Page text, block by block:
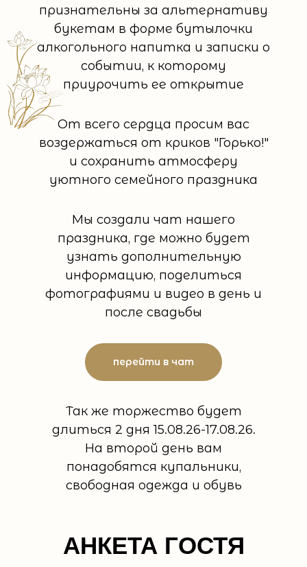
признательны за альтернативу
букетам в форме бутылочки
алкогольного напитка и записки о
событии, к которому
приурочить ее открытие
От всего сердца просим вас
воздержаться от криков "Горько!"
и сохранить атмосферу
уютного семейного праздника
Мы создали чат нашего
праздника, где можно будет
узнать дополнительную
информацию, поделиться
фотографиями и видео в день и
после свадьбы
Так же торжество будет
длиться 2 дня 15.08.26-17.08.26.
На второй день вам
понадобятся купальники,
свободная одежда и обувь
перейти в чат
АНКЕТА ГОСТЯ